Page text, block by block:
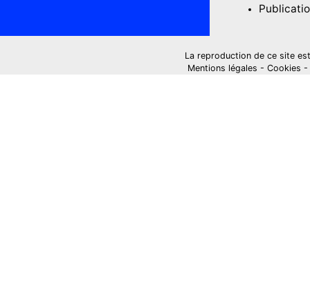
La reproduction de ce site
Mentions légales - Cookies -